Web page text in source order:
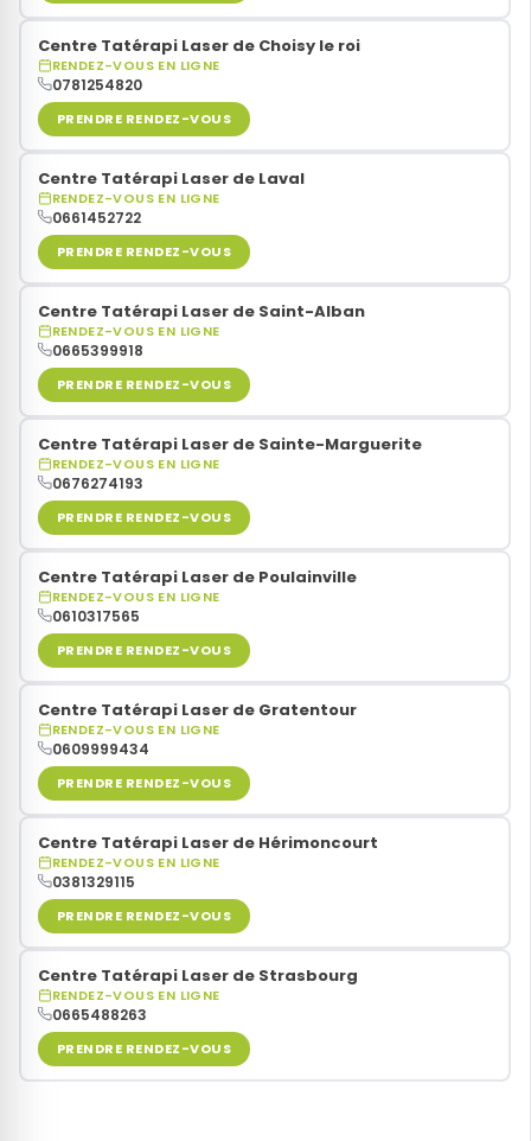
Centre Tatérapi Laser de Choisy le roi
RENDEZ-VOUS EN LIGNE
0781254820
PRENDRE RENDEZ-VOUS
Centre Tatérapi Laser de Laval
RENDEZ-VOUS EN LIGNE
0661452722
PRENDRE RENDEZ-VOUS
Centre Tatérapi Laser de Saint-Alban
RENDEZ-VOUS EN LIGNE
0665399918
PRENDRE RENDEZ-VOUS
Centre Tatérapi Laser de Sainte-Marguerite
RENDEZ-VOUS EN LIGNE
0676274193
PRENDRE RENDEZ-VOUS
Centre Tatérapi Laser de Poulainville
RENDEZ-VOUS EN LIGNE
0610317565
PRENDRE RENDEZ-VOUS
Centre Tatérapi Laser de Gratentour
RENDEZ-VOUS EN LIGNE
0609999434
PRENDRE RENDEZ-VOUS
Centre Tatérapi Laser de Hérimoncourt
RENDEZ-VOUS EN LIGNE
0381329115
PRENDRE RENDEZ-VOUS
Centre Tatérapi Laser de Strasbourg
RENDEZ-VOUS EN LIGNE
0665488263
PRENDRE RENDEZ-VOUS